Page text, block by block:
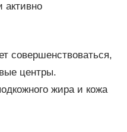
совершенствоваться,
центры.
жира и кожа